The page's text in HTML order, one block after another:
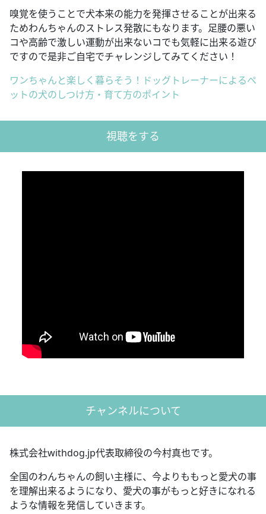
嗅覚を使うことで犬本来の能力を発揮させることが出来る
ためわんちゃんのストレス発散にもなります。足腰の悪い
コや高齢で激しい運動が出来ないコでも気軽に出来る遊び
ですので是非ご自宅でチャレンジしてみてください！
ワンちゃんと楽しく暮らそう！ドッグトレーナーによるペ
ットの犬のしつけ方・育て方のポイント
視聴をする
チャンネルについて
株式会社withdog.jp代表取締役の今村真也です。
全国のわんちゃんの飼い主様に、今よりももっと愛犬の事
を理解出来るようになり、愛犬の事がもっと好きになれる
ような情報を発信していきます。